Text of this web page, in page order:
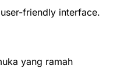
friendly interface.
yang ramah